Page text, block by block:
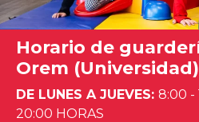
Horario de
Orem (Universidad)
DE LUNES A JUEVES: 8:00 -
20:00 HORAS